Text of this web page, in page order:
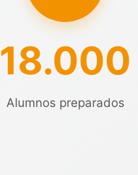
18.000
Alumnos preparados